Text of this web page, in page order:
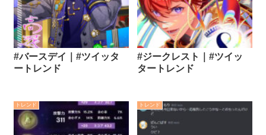
#バースデイ｜#ツイッタ
ートレンド
#ジークレスト｜#ツイッ
タートレンド
トレンド トレンド